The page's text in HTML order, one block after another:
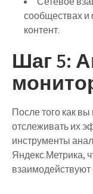
сообществах
контент.
Шаг 5:
После того как
отслеживать их
инструменты
Яндекс.Метрика,